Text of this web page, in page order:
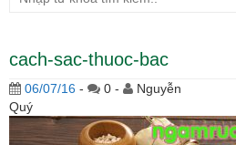
cach-sac-thuoc-bac
06/07/16 - 0 -
Nguyễn
Quý